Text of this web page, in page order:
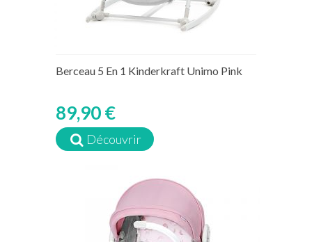
Berceau 5 En 1 Kinderkraft Unimo Pink
89,90 €
Découvrir